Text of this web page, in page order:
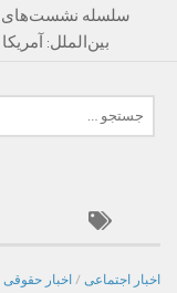
سلسله نشست‌های
بین‌الملل:
برای:
اخبار اجتماعی / اخبار حقوقی